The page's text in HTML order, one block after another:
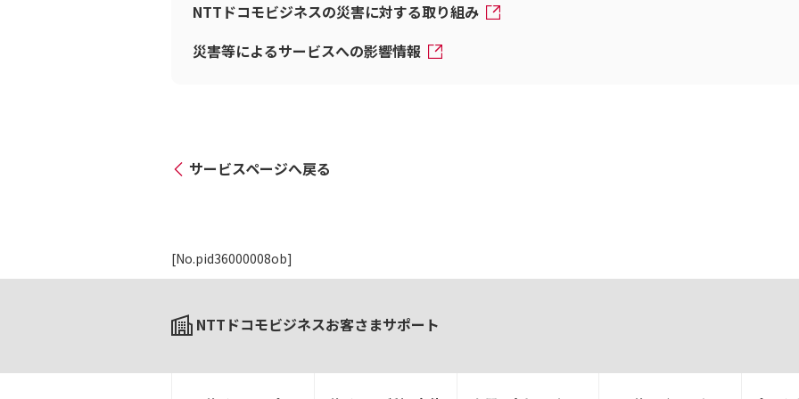
NTTドコモビジネスの災害に対する取り組み
災害等によるサービスへの影響情報
サービスページへ戻る
[No.pid36000008ob]
NTTドコモビジネスお客さまサポート